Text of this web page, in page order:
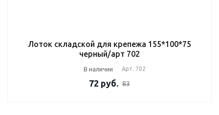
Лоток складской для крепежа 155*100*75
черный/арт 702
В наличии Арт. 702
72 руб. 83